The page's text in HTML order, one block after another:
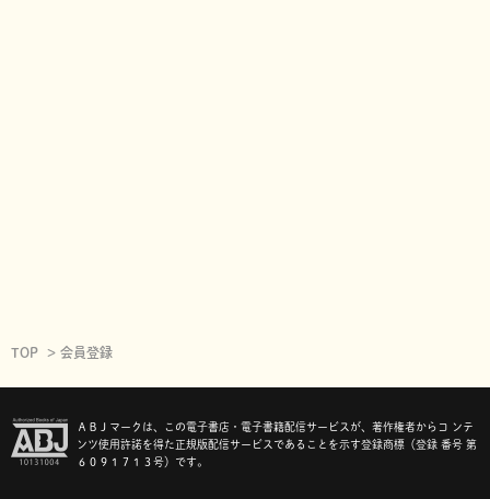
TOP 会員登録
ＡＢＪマークは、この電子書店・電子書籍配信サービスが、著作権者からコ ンテ
ンツ使用許諾を得た正規版配信サービスであることを示す登録商標（登録 番号 第
６０９１７１３号）です。